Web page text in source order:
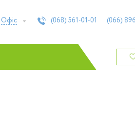
Офіс (068) 561-01-01 (066)